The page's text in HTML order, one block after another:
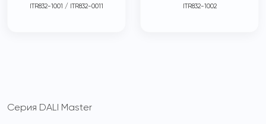
ITR832-1001 / ITR832-0011
ITR832-1002
Серия DALI Master